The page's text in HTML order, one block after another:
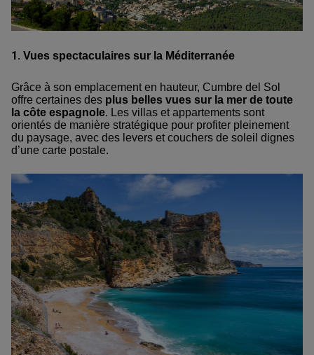
1. Vues spectaculaires sur la Méditerranée
Grâce à son emplacement en hauteur, Cumbre del Sol
offre certaines des plus belles vues sur la mer de toute
la côte espagnole. Les villas et appartements sont
orientés de manière stratégique pour profiter pleinement
du paysage, avec des levers et couchers de soleil dignes
d’une carte postale.